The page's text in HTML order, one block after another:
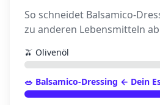
So schneidet Balsamico-
zu anderen Lebensmitteln
🫒 Olivenöl
🥗 Balsamico-Dressing ← Dein